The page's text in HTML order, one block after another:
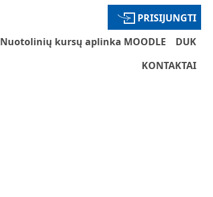
PRISIJUNGTI
Nuotolinių kursų aplinka MOODLE
DUK
KONTAKTAI